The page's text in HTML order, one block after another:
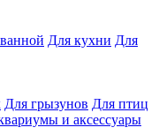
Для кухни Для
Для грызунов Для птиц
и аксессуары